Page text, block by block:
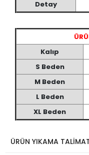
Detay
Kalıp
S Beden
M Beden
L Beden
XL Beden
ÜRÜN YIKAMA